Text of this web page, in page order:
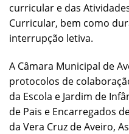
curricular e das
Curricular, bem como
interrupção letiva.
A Câmara Municipal de
protocolos de
da Escola e Jardim de
de Pais e Encarregados
da Vera Cruz de Aveiro,